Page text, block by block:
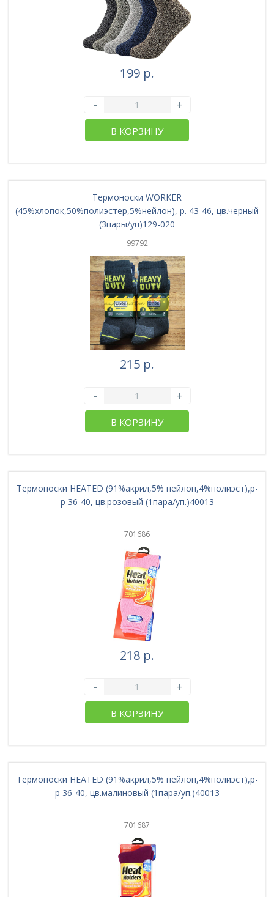
199 р.
- +
В КОРЗИНУ
Термоноски WORKER
(45%хлопок,50%полиэстер,5%нейлон), р. 43-46, цв.черный
(3пары/уп)129-020
99792
215 р.
- +
В КОРЗИНУ
Термоноски HEATED (91%акрил,5% нейлон,4%полиэст),р-
р 36-40, цв.розовый (1пара/уп.)40013
701686
218 р.
- +
В КОРЗИНУ
Термоноски HEATED (91%акрил,5% нейлон,4%полиэст),р-
р 36-40, цв.малиновый (1пара/уп.)40013
701687